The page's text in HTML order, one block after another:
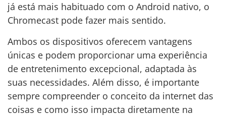
já está mais habituado com o Android nativo, o
Chromecast pode fazer mais sentido.
Ambos os dispositivos oferecem vantagens
únicas e podem proporcionar uma experiência
de entretenimento excepcional, adaptada às
suas necessidades. Além disso, é importante
sempre compreender o conceito da internet das
coisas e como isso impacta diretamente na